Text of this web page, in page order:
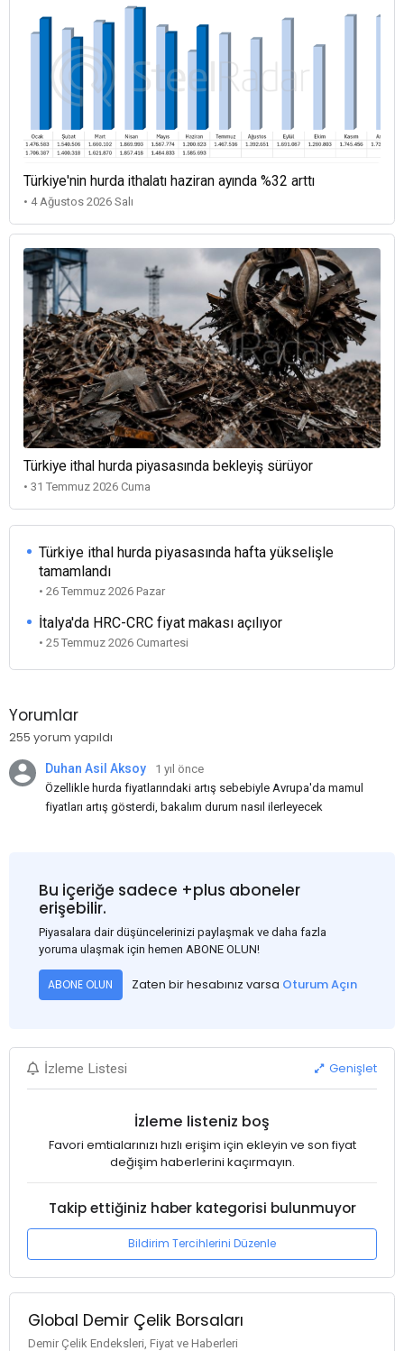
Türkiye'nin hurda ithalatı haziran ayında %32 arttı
• 4 Ağustos 2026 Salı
Türkiye ithal hurda piyasasında bekleyiş sürüyor
• 31 Temmuz 2026 Cuma
Türkiye ithal hurda piyasasında hafta yükselişle
tamamlandı
• 26 Temmuz 2026 Pazar
İtalya'da HRC-CRC fiyat makası açılıyor
• 25 Temmuz 2026 Cumartesi
Yorumlar
255 yorum yapıldı
Duhan Asil Aksoy
1 yıl önce
Özellikle hurda fiyatlarındaki artış sebebiyle Avrupa'da mamul
fiyatları artış gösterdi, bakalım durum nasıl ilerleyecek
Bu içeriğe sadece +plus aboneler
erişebilir.
Piyasalara dair düşüncelerinizi paylaşmak ve daha fazla
yoruma ulaşmak için hemen ABONE OLUN!
ABONE OLUN Zaten bir hesabınız varsa Oturum Açın
İzleme Listesi Genişlet
İzleme listeniz boş
Favori emtialarınızı hızlı erişim için ekleyin ve son fiyat
değişim haberlerini kaçırmayın.
Takip ettiğiniz haber kategorisi bulunmuyor
Bildirim Tercihlerini Düzenle
Global Demir Çelik Borsaları
Demir Çelik Endeksleri, Fiyat ve Haberleri